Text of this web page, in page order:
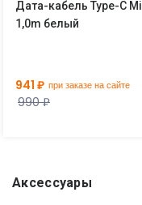
Дата-кабель Type-С Mi
1,0m белый
941 ₽ при заказе на сайте
990 ₽
Аксессуары